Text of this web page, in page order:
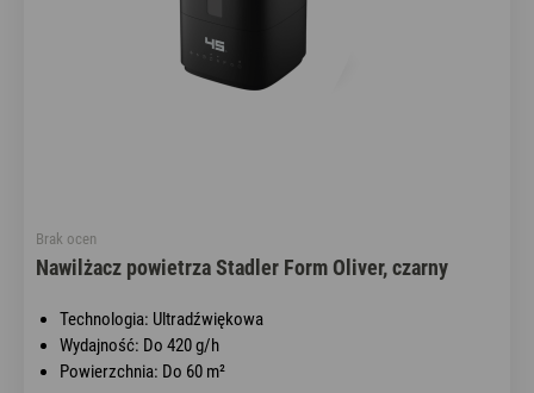
Brak ocen
Nawilżacz powietrza Stadler Form Oliver, czarny
Technologia: Ultradźwiękowa
Wydajność: Do 420 g/h
Powierzchnia: Do 60 m²